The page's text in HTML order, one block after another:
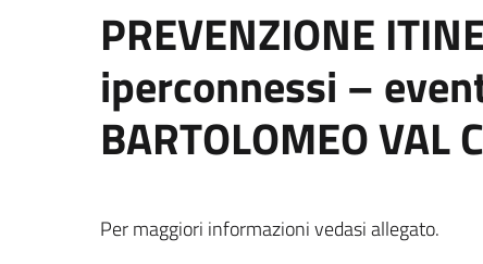
PREVENZIONE
iperconnessi –
BARTOLOMEO VAL
Per maggiori informazioni vedasi allegato.